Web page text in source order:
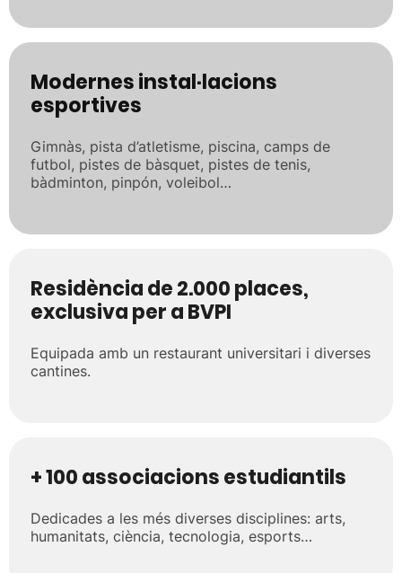
Modernes instal·lacions
esportives
Gimnàs, pista d’atletisme, piscina, camps de
futbol, pistes de bàsquet, pistes de tenis,
bàdminton, pinpón, voleibol…
Residència de 2.000 places,
exclusiva per a BVPI
Equipada amb un restaurant universitari i diverses
cantines.
+ 100 associacions estudiantils
Dedicades a les més diverses disciplines: arts,
humanitats, ciència, tecnologia, esports…